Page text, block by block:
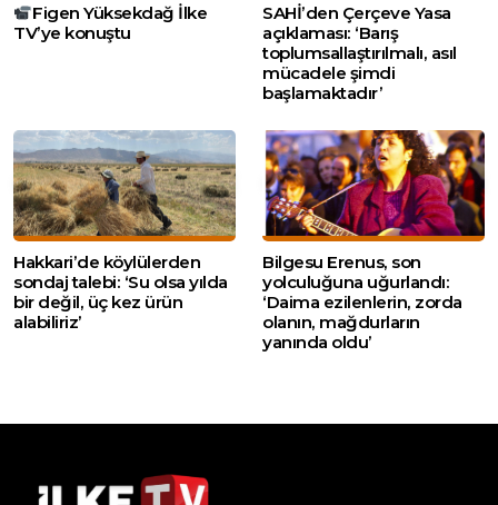
Figen Yüksekdağ İlke
TV’ye konuştu
SAHİ’den Çerçeve Yasa
açıklaması: ‘Barış
toplumsallaştırılmalı, asıl
mücadele şimdi
başlamaktadır’
Hakkari’de köylülerden
sondaj talebi: ‘Su olsa yılda
bir değil, üç kez ürün
alabiliriz’
Bilgesu Erenus, son
yolculuğuna uğurlandı:
‘Daima ezilenlerin, zorda
olanın, mağdurların
yanında oldu’